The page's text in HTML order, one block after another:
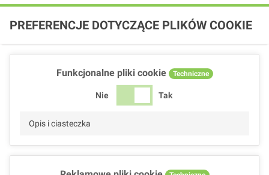
PREFERENCJE DOTYCZĄCE PLIKÓW COOKIE
Funkcjonalne pliki cookie Techniczne
Nie Tak
Opis i ciasteczka